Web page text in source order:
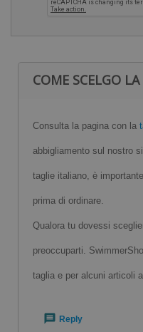
Verificare le proprie
COME SCELGO
Consulta la pagina con la
abbigliamento sul nostro
taglie italiano, è
prima di ordinare.
Qualora tu dovessi
preoccuparti.
taglia e per alcuni articoli
Reply